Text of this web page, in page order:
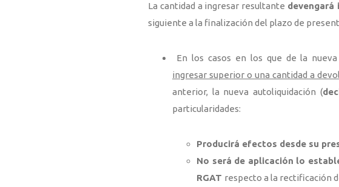
La cantidad a ingresar resultante devengará
siguiente a la finalización del plazo de
En los casos en los que de la nueva
ingresar superior o una cantidad a
anterior, la nueva autoliquidación (
particularidades:
Producirá efectos desde su
No será de aplicación lo
RGAT respecto a la rectificación